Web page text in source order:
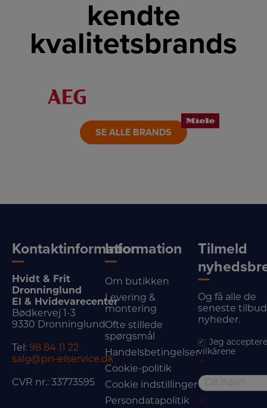
kendte
kvalitetsbrands
LINK
SE ALLE BRANDS
Kontaktinformation
Hvidt & Frit
Dronninglund
El & Hvidevarecenter
Bødkervej 1-3
9330 Dronninglund
Tel: 98 84 11 22
salg@pn-elservice.dk
CVR nr.: 33773595
Information
Om butikken
Levering &
montering
Ofte stillede
spørgsmål
Handelsbetingelser
Cookie-politik
Cookie indstillinger
Persondatapolitik
Tilmeld
Og få alle de
seneste
nyheder.
Jeg
vilkårene
*
*